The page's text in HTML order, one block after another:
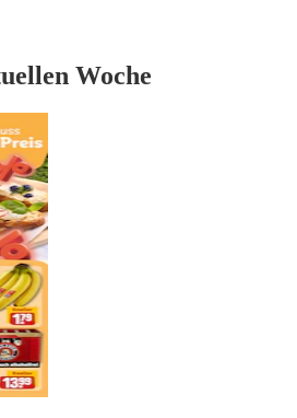
Woche